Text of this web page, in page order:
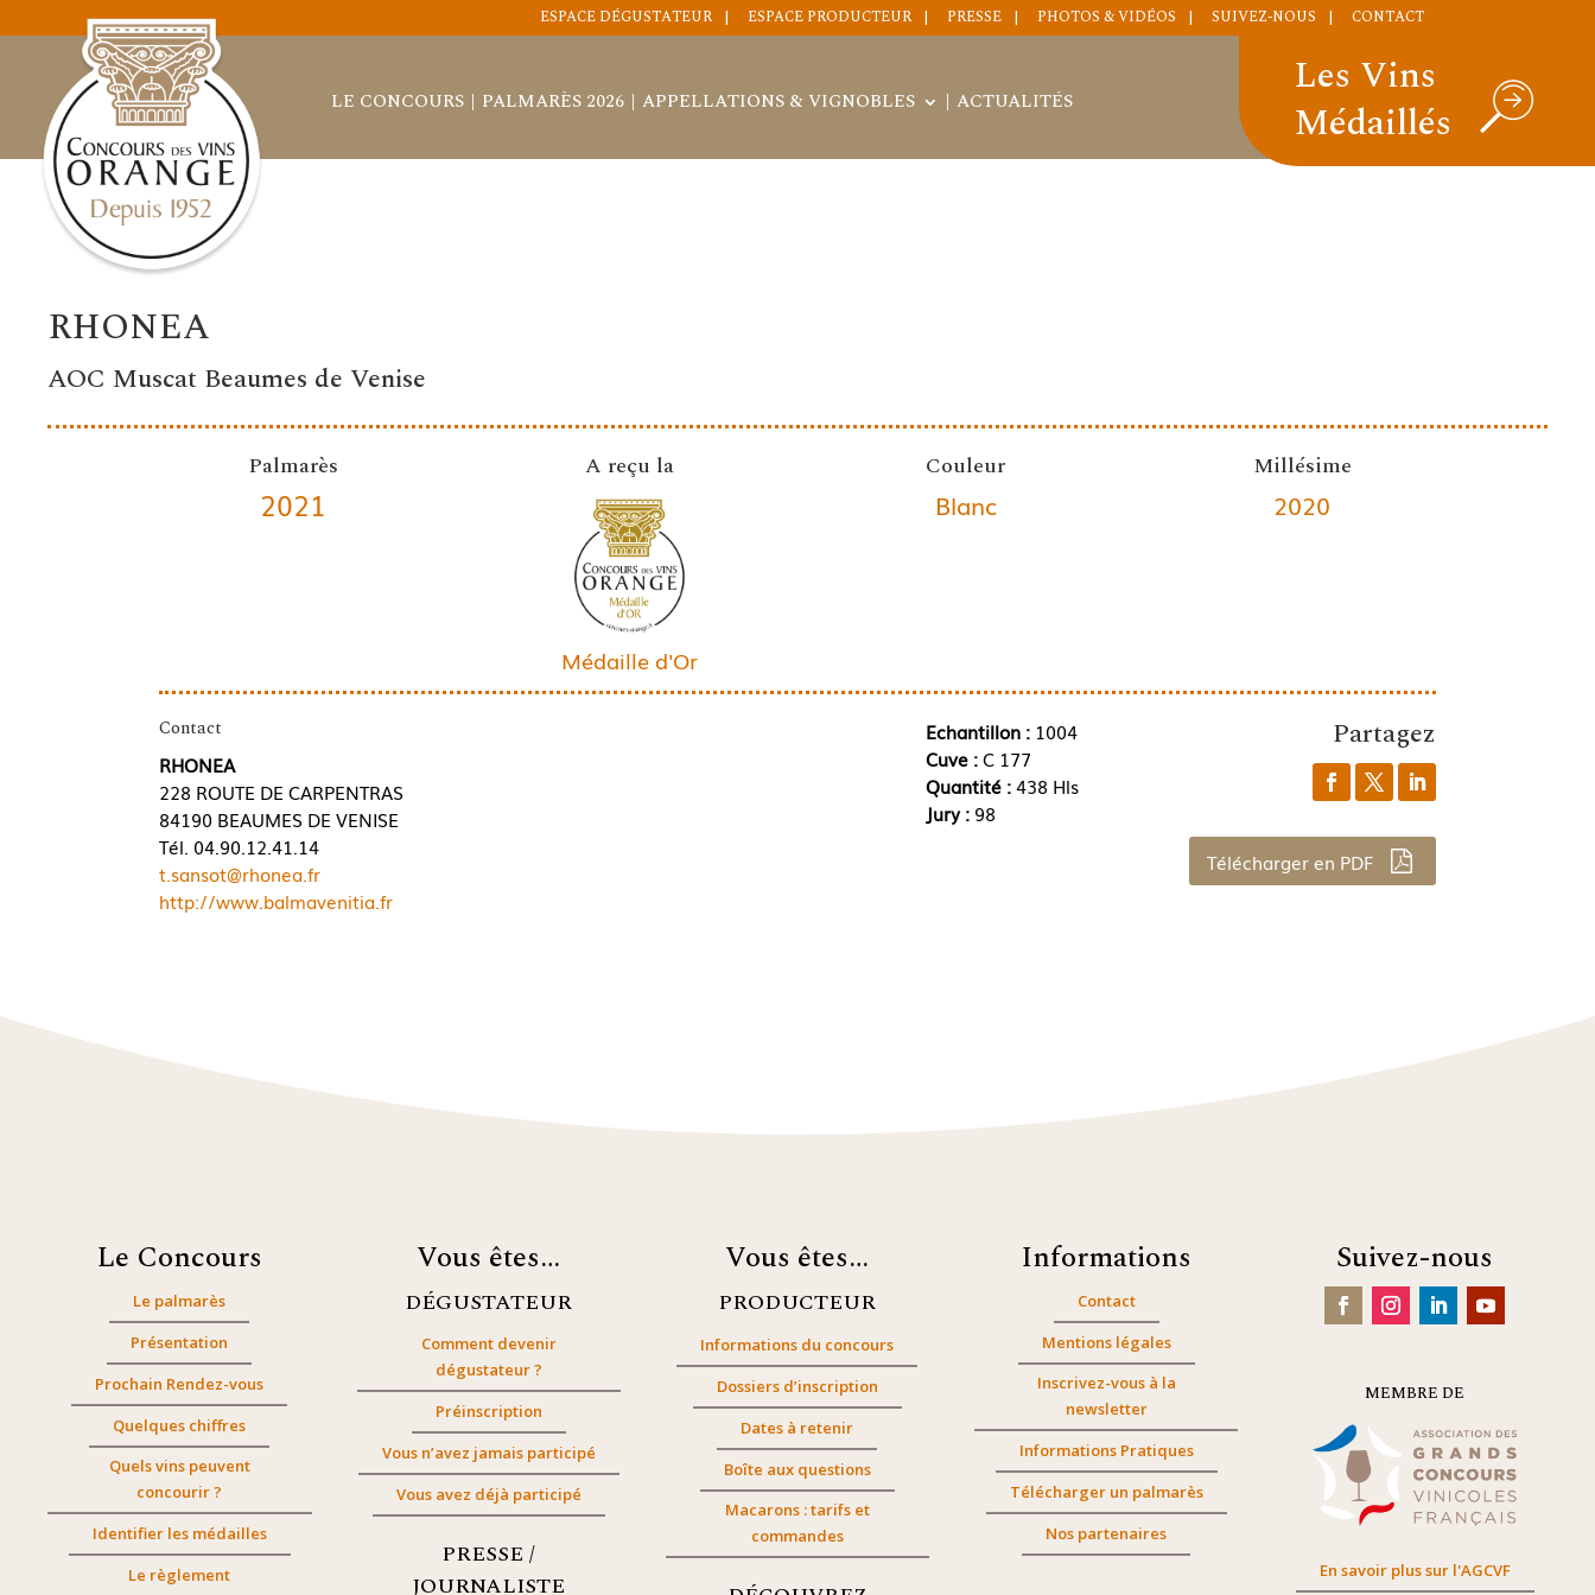
ESPACE DÉGUSTATEUR ESPACE PRODUCTEUR PRESSE PHOTOS & VIDÉOS SUIVEZ-NOUS CONTACT
LE CONCOURS PALMARÈS 2026 APPELLATIONS & VIGNOBLES ACTUALITÉS
Les Vins
Médaillés
RHONEA
AOC Muscat Beaumes de Venise
Palmarès
2021
A reçu la
Médaille d'Or
Couleur
Blanc
Millésime
2020
Contact
RHONEA
228 ROUTE DE CARPENTRAS
84190 BEAUMES DE VENISE
Tél. 04.90.12.41.14
t.sansot@rhonea.fr
http://www.balmavenitia.fr
Echantillon :1004
Cuve :C 177
Quantité :438 Hls
Jury : 98
Partagez
Télécharger en PDF
Le Concours
Le palmarès
Présentation
Prochain Rendez-vous
Quelques chiffres
Quels vins peuvent
concourir ?
Identifier les médailles
Le règlement
Vous êtes…
DÉGUSTATEUR
Comment devenir
dégustateur ?
Préinscription
Vous n’avez jamais participé
Vous avez déjà participé
PRESSE /
JOURNALISTE
Vous êtes…
PRODUCTEUR
Informations du concours
Dossiers d’inscription
Dates à retenir
Boîte aux questions
Macarons : tarifs et
commandes
Informations
Contact
Mentions légales
Inscrivez-vous à la
newsletter
Informations Pratiques
Télécharger un palmarès
Nos partenaires
Suivez-nous
MEMBRE DE
En savoir plus sur l'AGCVF